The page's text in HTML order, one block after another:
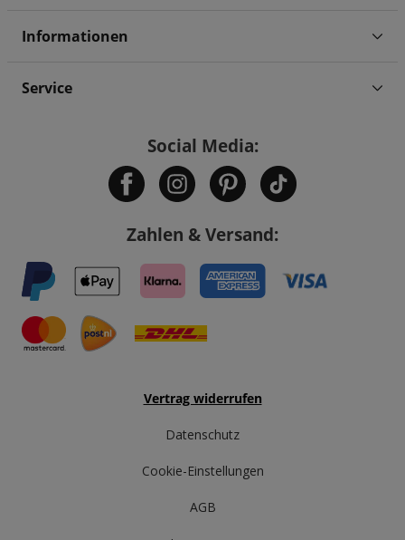
Informationen
Service
Social Media:
Zahlen & Versand:
Vertrag widerrufen
Datenschutz
Cookie-Einstellungen
AGB